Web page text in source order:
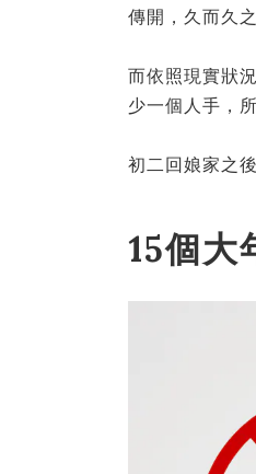
傳開，久而久
而依照現實狀
少一個人手，
初二回娘家之
15個大